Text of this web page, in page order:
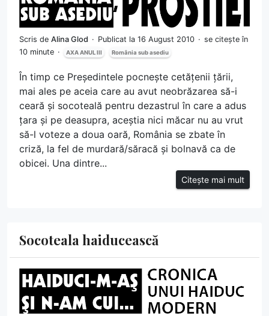
Scris de Alina Glod Publicat la 16 August 2010
se citește în
10 minute
AXA ANUL III România sub asediu
În timp ce Președintele pocnește cetățenii țării,
mai ales pe aceia care au avut neobrăzarea să-i
ceară și socoteală pentru dezastrul în care a adus
țara și pe deasupra, aceștia nici măcar nu au vrut
să-l voteze a doua oară, România se zbate în
criză, la fel de murdară/săracă și bolnavă ca de
obicei. Una dintre...
Citește mai mult
Socoteala haiducească